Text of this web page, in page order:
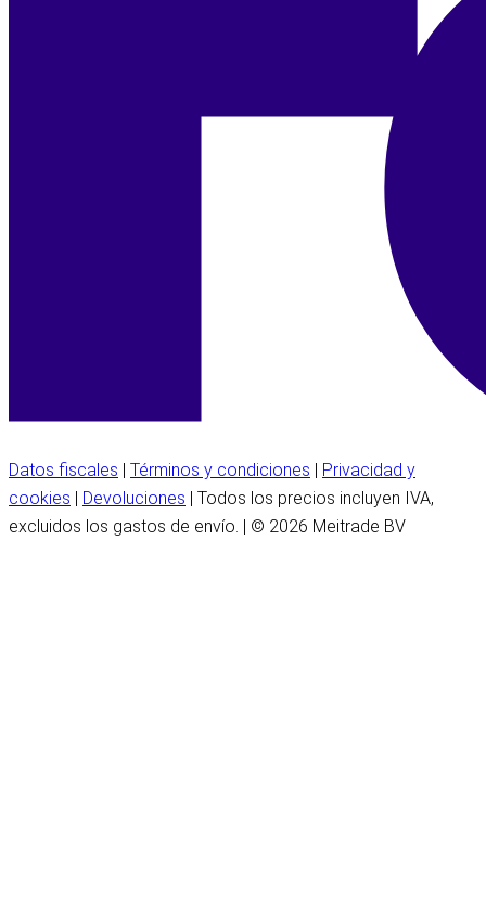
Datos fiscales Términos y condiciones
Privacidad y
cookies
Devoluciones | Todos los precios incluyen IVA,
excluidos los gastos de envío. | © 2026 Meitrade BV